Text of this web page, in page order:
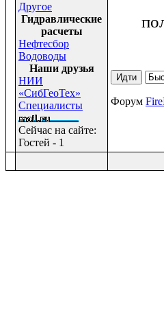
Другое
Гидравлические
расчеты
Нефтесбор
Водоводы
Наши друзья
НИИ
«СибГеоТех»
Специалисты
Сейчас на сайте:
Гостей - 1
Форум